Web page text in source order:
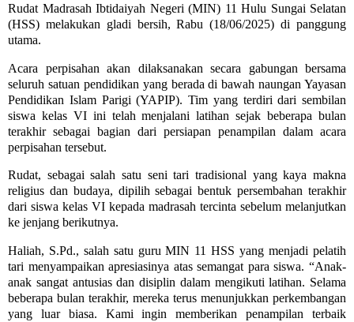
Rudat Madrasah Ibtidaiyah Negeri (MIN) 11 Hulu Sungai Selatan
(HSS) melakukan gladi bersih, Rabu (18/06/2025) di panggung
utama.
Acara perpisahan akan dilaksanakan secara gabungan bersama
seluruh satuan pendidikan yang berada di bawah naungan Yayasan
Pendidikan Islam Parigi (YAPIP). Tim yang terdiri dari sembilan
siswa kelas VI ini telah menjalani latihan sejak beberapa bulan
terakhir sebagai bagian dari persiapan penampilan dalam acara
perpisahan tersebut.
Rudat, sebagai salah satu seni tari tradisional yang kaya makna
religius dan budaya, dipilih sebagai bentuk persembahan terakhir
dari siswa kelas VI kepada madrasah tercinta sebelum melanjutkan
ke jenjang berikutnya.
Haliah, S.Pd., salah satu guru MIN 11 HSS yang menjadi pelatih
tari menyampaikan apresiasinya atas semangat para siswa. “Anak-
anak sangat antusias dan disiplin dalam mengikuti latihan. Selama
beberapa bulan terakhir, mereka terus menunjukkan perkembangan
yang luar biasa. Kami ingin memberikan penampilan terbaik